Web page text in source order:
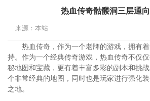
热血传奇骷髅洞三层通
来源：本站
热血传奇，作为一个老牌的游戏，拥有
持。作为一个经典传奇游戏，热血传奇不仅
秘地图和宝藏，更有着丰富多彩的副本和挑
个非常经典的地图，同时也是玩家进行强化
之地。